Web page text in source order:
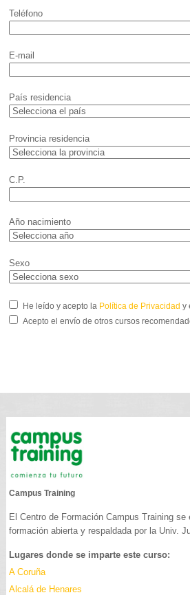
Teléfono
E-mail
País residencia
Provincia residencia
C.P.
Año nacimiento
Sexo
He leído y acepto la Política de Privacidad y
Acepto el envío de otros cursos
Campus Training
El Centro de Formación Campus Training se
formación abierta y respaldada por la Univ.
Lugares donde se imparte este curso:
A Coruña
Alcalá de Henares